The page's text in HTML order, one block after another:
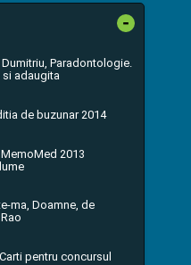
-
Paradontologie.
si adaugita
de buzunar 2014
2013
ma, Doamne, de
pentru concursul